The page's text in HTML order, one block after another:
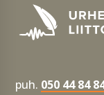
puh. 050 44 84